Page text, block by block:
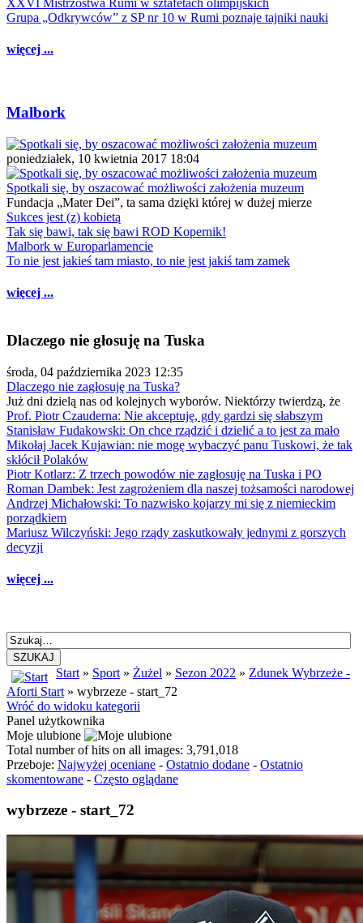
XXVI Mistrzostwa Rumi w sztafetach olimpijskich
Grupa „Odkrywców” z SP nr 10 w Rumi poznaje tajniki nauki
więcej ...
Malbork
poniedziałek, 10 kwietnia 2017 18:04
Spotkali się, by oszacować możliwości założenia muzeum
Fundacja „Mater Dei”, ta sama dzięki której w dużej mierze
Sukces jest (z) kobietą
Tak się bawi, tak się bawi ROD Kopernik!
Malbork w Europarlamencie
To nie jest jakieś tam miasto, to nie jest jakiś tam zamek
więcej ...
Dlaczego nie głosuję na Tuska
środa, 04 października 2023 12:35
Dlaczego nie zagłosuję na Tuska?
Już dni dzielą nas od kolejnych wyborów. Niektórzy twierdzą, że
Prof. Piotr Czauderna: Nie akceptuję, gdy gardzi się słabszym
Stanisław Fudakowski: On chce rządzić i dzielić a to jest za mało
Mikołaj Jacek Kujawian: nie mogę wybaczyć panu Tuskowi, że tak
skłócił Polaków
Piotr Kotlarz: Z trzech powodów nie zagłosuję na Tuska i PO
Roman Dambek: Jest zagrożeniem dla naszej tożsamości narodowej
Andrzej Michałowski: To nazwisko kojarzy mi się z niemieckim
porządkiem
Mariusz Wilczyński: Jego rządy zaskutkowały jednymi z gorszych
decyzji
więcej ...
SZUKAJ
Start » Sport » Żużel » Sezon 2022 » Zdunek Wybrzeże -
Aforti Start » wybrzeze - start_72
Wróć do widoku kategorii
Panel użytkownika
Moje ulubione
Total number of hits on all images: 3,791,018
Przeboje: Najwyżej oceniane - Ostatnio dodane - Ostatnio
skomentowane - Często oglądane
wybrzeze - start_72